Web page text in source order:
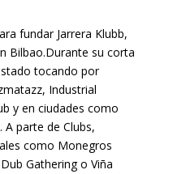
fundar Jarrera Klubb,
Bilbao.Durante su corta
tocando por
Industrial
y en ciudades como
A parte de Clubs,
como Monegros
Gathering o Viña